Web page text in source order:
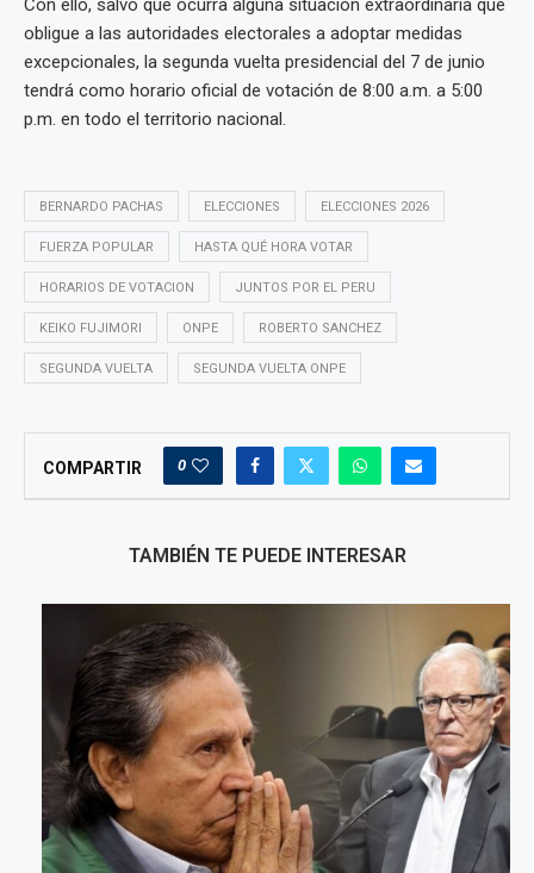
Con ello, salvo que ocurra alguna situación extraordinaria que
obligue a las autoridades electorales a adoptar medidas
excepcionales, la segunda vuelta presidencial del 7 de junio
tendrá como horario oficial de votación de 8:00 a.m. a 5:00
p.m. en todo el territorio nacional.
BERNARDO PACHAS ELECCIONES ELECCIONES 2026
FUERZA POPULAR HASTA QUÉ HORA VOTAR
HORARIOS DE VOTACION JUNTOS POR EL PERU
KEIKO FUJIMORI ONPE ROBERTO SANCHEZ
SEGUNDA VUELTA SEGUNDA VUELTA ONPE
COMPARTIR 0
TAMBIÉN TE PUEDE INTERESAR